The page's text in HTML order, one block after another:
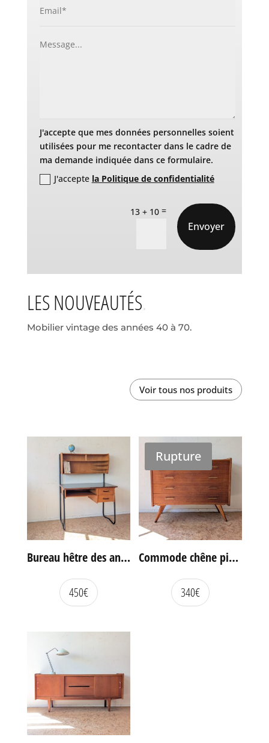
J'accepte que mes données personnelles soient
utilisées pour me recontacter dans le cadre de
ma demande indiquée dans ce formulaire.
J'accepte la Politique de confidentialité
13 + 10 =
Envoyer
LES NOUVEAUTÉS
Mobilier vintage des années 40 à 70.
Voir tous nos produits
Bureau hêtre des années 60
450€
Rupture
Commode chêne pieds compas vintage
340€